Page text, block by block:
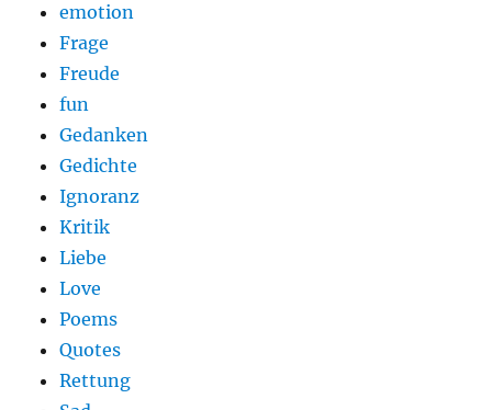
emotion
Frage
Freude
fun
Gedanken
Gedichte
Ignoranz
Kritik
Liebe
Love
Poems
Quotes
Rettung